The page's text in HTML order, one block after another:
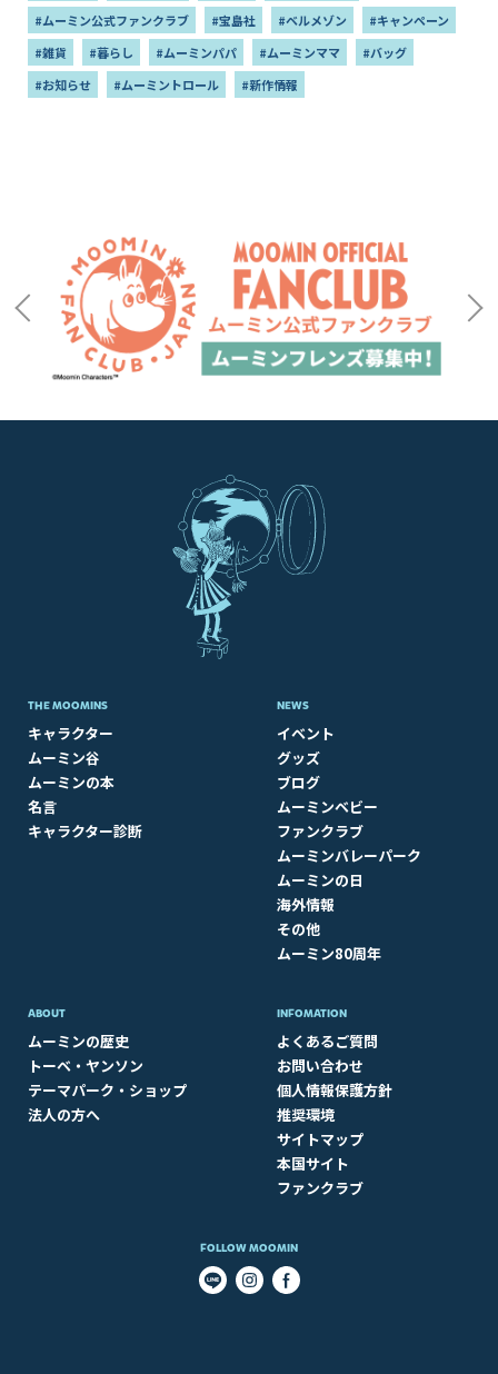
#ムーミン公式ファンクラブ
#宝島社 #ベルメゾン
#キャンペーン
#雑貨
#暮らし #ムーミンパパ #ムーミンママ
#バッグ
#お知らせ
#ムーミントロール #新作情報
THE MOOMINS
キャラクター
ムーミン谷
ムーミンの本
名言
キャラクター診断
NEWS
イベント
グッズ
ブログ
ムーミンベビー
ファンクラブ
ムーミンバレーパーク
ムーミンの日
海外情報
その他
ムーミン80周年
ABOUT​
ムーミンの歴史
トーベ・ヤンソン
テーマパーク・ショップ
法人の方へ
INFOMATION
よくあるご質問
お問い合わせ
個人情報保護方針
推奨環境
サイトマップ
本国サイト
ファンクラブ
FOLLOW MOOMIN